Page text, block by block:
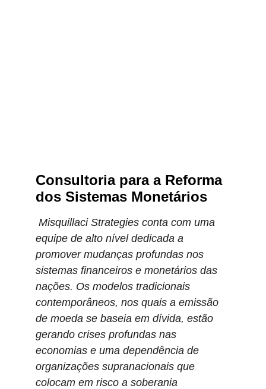
Consultoria para a Reforma
dos Sistemas Monetários
equipe de alto nível dedicada a
promover mudanças profundas nos
sistemas financeiros e monetários das
nações. Os modelos tradicionais
contemporâneos, nos quais a emissão
de moeda se baseia em dívida, estão
gerando crises profundas nas
economias e uma dependência de
organizações supranacionais que
colocam em risco a soberania